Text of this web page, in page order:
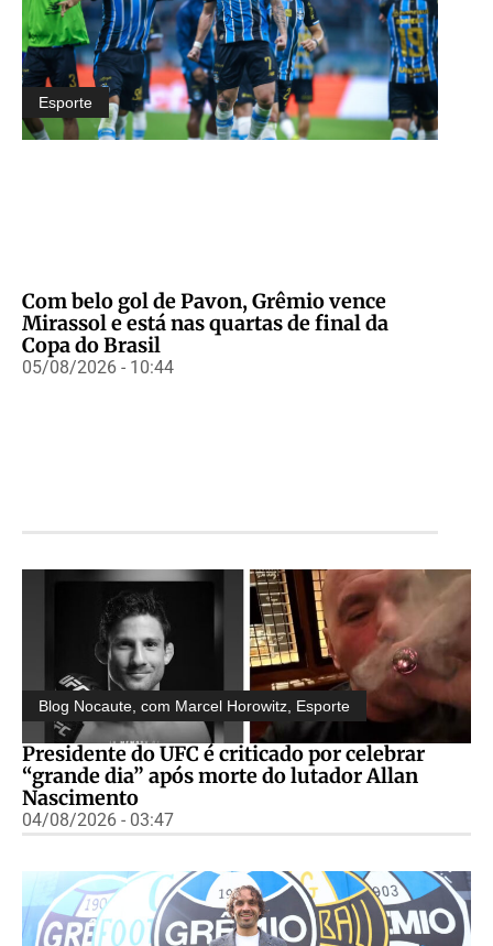
Esporte
Com belo gol de Pavon, Grêmio vence
Mirassol e está nas quartas de final da
Copa do Brasil
05/08/2026 - 10:44
Blog Nocaute, com Marcel Horowitz Esporte
Presidente do UFC é criticado por celebrar
“grande dia” após morte do lutador Allan
Nascimento
04/08/2026 - 03:47